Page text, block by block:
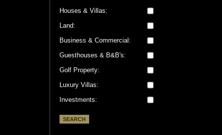
Houses & Villas:
Land:
Business & Commercial:
Guesthouses & B&B's:
Golf Property:
Luxury Villas:
Investments: